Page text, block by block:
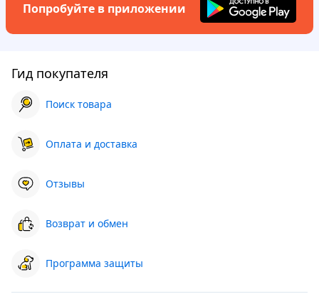
Попробуйте в приложении
Гид покупателя
Поиск товара
Оплата и доставка
Отзывы
Возврат и обмен
Программа защиты